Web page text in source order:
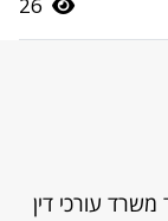
עורכי דין